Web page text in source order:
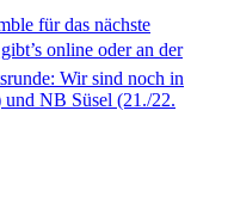
für das nächste
online oder an der
Wir sind noch in
und NB Süsel (21./22.